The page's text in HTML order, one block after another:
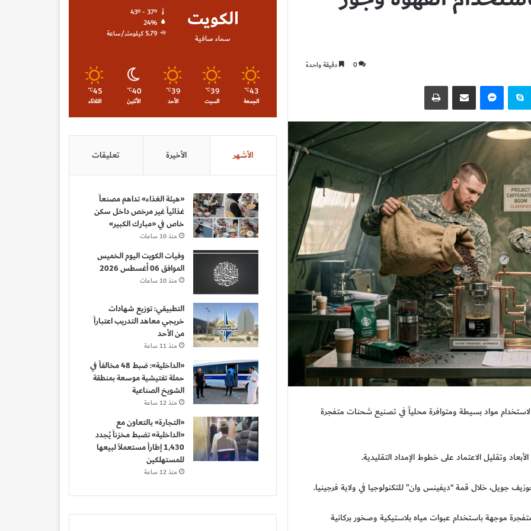
0 دقيقة واحدة
سكايب ماسنجر مشاركة عبر البريد طباعة
مواد بسيطة ومتوافرة محلياً في تصنيع شحنات متفجرة
وتقليل الاعتماد على خطوط الإمداد التقليدية.
جويل، خلال قمة “ديفينس وان” للتكنولوجيا في ولاية فرجينيا.
موجهة باستخدام عبوات مياه بلاستيكية وصخور بركانية
الكويت
سماء صافية
43º - 37º
24%
5.79 كيلومتر/ساعة
43
℃
الجمعة
39
℃
السبت
39
℃
الأحد
40
℃
الأثنين
45
℃
الثلاثاء
الأشهر الأخيرة تعليقات
«هيئة الغذاء» تداهم مصنعاً
غذائياً غير مرخص داخل سكن
خاص في «مبارك الكبير»
منذ 10 ساعات
وفيات الكويت اليوم الخميس
الموافق 06 أغسطس 2026
منذ 10 ساعات
التطبيقي: توزيع شهادات
خريجي معاهد التدريب اعتباراً
من الأحد
منذ 11 ساعة
«الداخلية»: ضبط 48 مخالفاً في
حملة تفتيشية موسعة بمنطقة
الشويخ الصناعية
منذ 12 ساعة
«التجارة» بالتعاون مع
«الداخلية» تضبط مخزناً يُجدد
1,430 إطاراً مستعملاً لبيعها
للمستهلكين
منذ 12 ساعة